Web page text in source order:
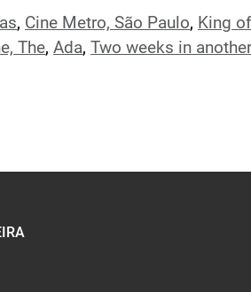
, Cine Metro, São Paulo, King
The, Ada, Two weeks in